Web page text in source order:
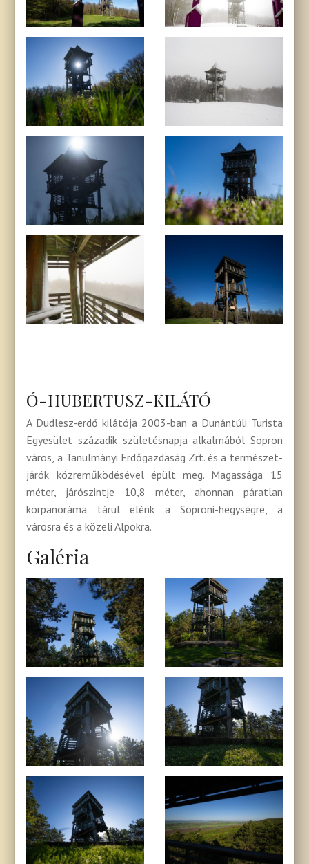
Ó-HUBERTUSZ-KILÁTÓ
A Dudlesz-erdő kilátója 2003-ban a Dunántúli Turista
Egyesület századik születésnapja alkalmából Sopron
város, a Tanulmányi Erdő­gazdaság Zrt. és a természet­
járók közreműködésével épült meg. Magassága 15
méter, járószintje 10,8 méter, ahonnan páratlan
körpanoráma tárul elénk a Soproni-­hegységre, a
városra és a közeli Alpokra.
Galéria